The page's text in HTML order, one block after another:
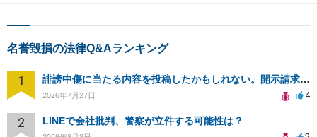
名誉毀損の法律Q&Aランキング
1 誹謗中傷に当たる内容を投稿したかもしれない。開示請求や民事刑事裁判に発展しうるのか教えて欲しい。
2026年7月27日 4
2 LINEで会社批判、警察が立件する可能性は？